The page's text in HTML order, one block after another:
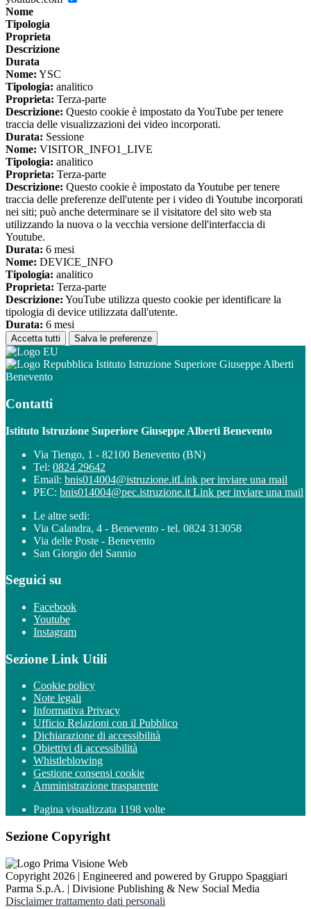
Nome
Tipologia
Proprieta
Descrizione
Durata
Nome: YSC
Tipologia: analitico
Proprieta: Terza-parte
Descrizione: Questo cookie è impostato da YouTube per tenere
traccia delle visualizzazioni dei video incorporati.
Durata: Sessione
Nome: VISITOR_INFO1_LIVE
Tipologia: analitico
Proprieta: Terza-parte
Descrizione: Questo cookie è impostato da Youtube per tenere
traccia delle preferenze dell'utente per i video di Youtube incorporati
nei siti; può anche determinare se il visitatore del sito web sta
utilizzando la nuova o la vecchia versione dell'interfaccia di
Youtube.
Durata: 6 mesi
Nome: DEVICE_INFO
Tipologia: analitico
Proprieta: Terza-parte
Descrizione: YouTube utilizza questo cookie per identificare la
tipologia di device utilizzata dall'utente.
Durata: 6 mesi
Accetta tutti Salva le preferenze
Istituto Istruzione Superiore Giuseppe Alberti
Benevento
Contatti
Istituto Istruzione Superiore Giuseppe Alberti Benevento
Via Tiengo, 1 - 82100 Benevento (BN)
Tel: 0824 29642
Email: bnis014004@istruzione.itLink per inviare una mail
PEC: bnis014004@pec.istruzione.it Link per inviare una mail
Le altre sedi:
Via Calandra, 4 - Benevento - tel. 0824 313058
Via delle Poste - Benevento
San Giorgio del Sannio
Seguici su
Facebook
Youtube
Instagram
Sezione Link Utili
Cookie policy
Note legali
Informativa Privacy
Ufficio Relazioni con il Pubblico
Dichiarazione di accessibilità
Obiettivi di accessibilità
Whistleblowing
Gestione consensi cookie
Amministrazione trasparente
Pagina visualizzata 1198 volte
Sezione Copyright
Copyright 2026 | Engineered and powered by Gruppo Spaggiari
Parma S.p.A. | Divisione Publishing & New Social Media
Disclaimer trattamento dati personali